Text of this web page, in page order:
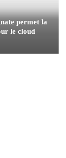
permet la
le cloud